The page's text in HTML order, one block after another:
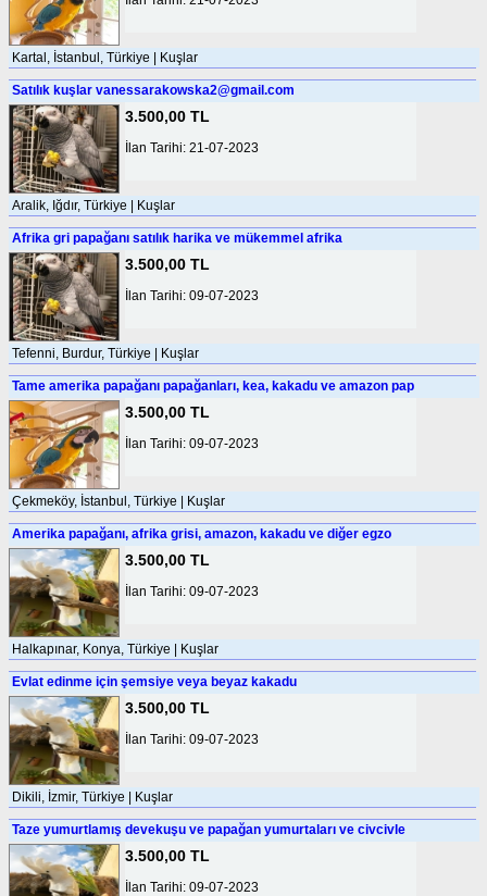
Kartal, İstanbul, Türkiye | Kuşlar
Satılık kuşlar vanessarakowska2@gmail.com
3.500,00 TL
İlan Tarihi: 21-07-2023
Aralik, Iğdır, Türkiye | Kuşlar
Afrika gri papağanı satılık harika ve mükemmel afrika
3.500,00 TL
İlan Tarihi: 09-07-2023
Tefenni, Burdur, Türkiye | Kuşlar
Tame amerika papağanı papağanları, kea, kakadu ve amazon pap
3.500,00 TL
İlan Tarihi: 09-07-2023
Çekmeköy, İstanbul, Türkiye | Kuşlar
Amerika papağanı, afrika grisi, amazon, kakadu ve diğer egzo
3.500,00 TL
İlan Tarihi: 09-07-2023
Halkapınar, Konya, Türkiye | Kuşlar
Evlat edinme için şemsiye veya beyaz kakadu
3.500,00 TL
İlan Tarihi: 09-07-2023
Dikili, İzmir, Türkiye | Kuşlar
Taze yumurtlamış devekuşu ve papağan yumurtaları ve civcivle
3.500,00 TL
İlan Tarihi: 09-07-2023